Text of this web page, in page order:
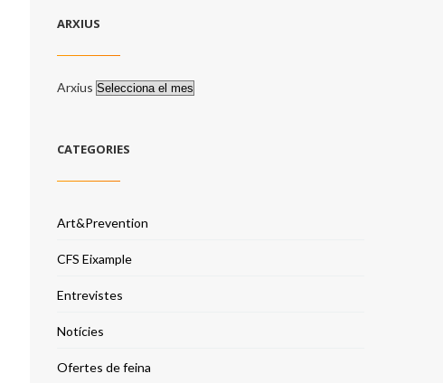
ARXIUS
Arxius
CATEGORIES
Art&Prevention
CFS Eixample
Entrevistes
Notícies
Ofertes de feina